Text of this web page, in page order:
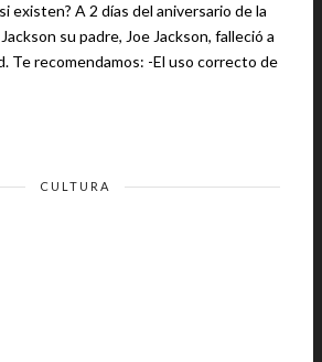
existen? A 2 días del aniversario de la
su padre, Joe Jackson, falleció a
de
CULTURA